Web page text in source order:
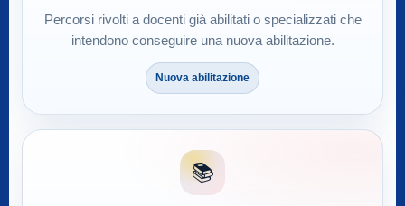
Percorsi rivolti a docenti già abilitati o specializzati che
intendono conseguire una nuova abilitazione.
Nuova abilitazione
📚